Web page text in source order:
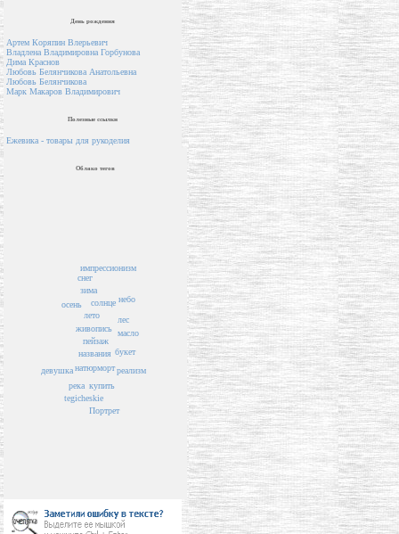
День рождения
Артем Коряпин Влерьевич
Владлена Владимировна Горбунова
Дима Краснов
Любовь Белянчикова Анатольевна
Любовь Белянчикова
Марк Макаров Владимирович
Полезные ссылки
Ежевика - товары для рукоделия
Облако тегов
пейзаж
названия
живопись
лето
натюрморт
купить
солнце
лес
зима
осень
букет
масло
река
снег
tegicheskie
реализм
небо
импрессионизм
Портрет
девушка